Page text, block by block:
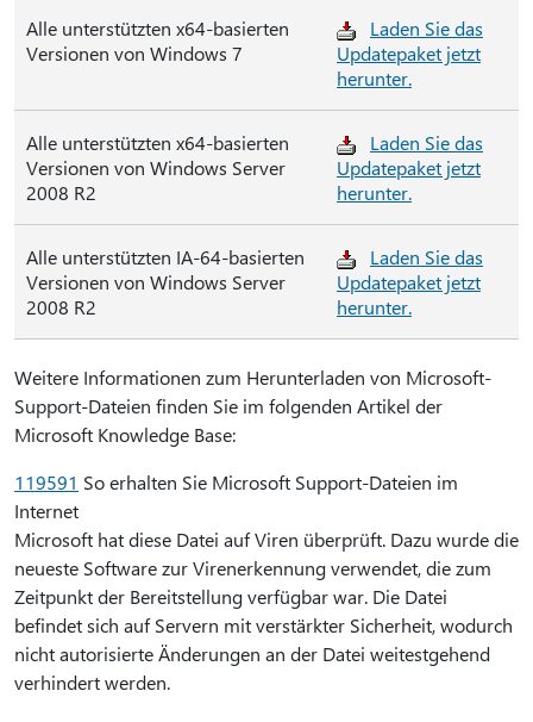
Alle unterstützten x64-basierten
Versionen von Windows 7
Laden Sie das
Updatepaket jetzt
herunter.
Alle unterstützten x64-basierten
Versionen von Windows Server
2008 R2
Laden Sie das
Updatepaket jetzt
herunter.
Alle unterstützten IA-64-basierten
Versionen von Windows Server
2008 R2
Laden Sie das
Updatepaket jetzt
herunter.
Weitere Informationen zum Herunterladen von Microsoft-
Support-Dateien finden Sie im folgenden Artikel der
Microsoft Knowledge Base:
119591 So erhalten Sie Microsoft Support-Dateien im
Internet
Microsoft hat diese Datei auf Viren überprüft. Dazu wurde die
neueste Software zur Virenerkennung verwendet, die zum
Zeitpunkt der Bereitstellung verfügbar war. Die Datei
befindet sich auf Servern mit verstärkter Sicherheit, wodurch
nicht autorisierte Änderungen an der Datei weitestgehend
verhindert werden.